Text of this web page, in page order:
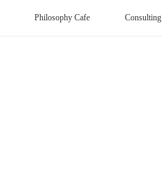
Philosophy Cafe Consulting